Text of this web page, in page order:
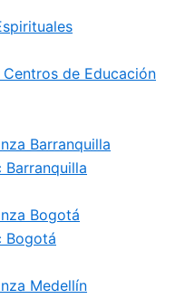
de Educación
Barranquilla
Barranquilla
Bogotá
Bogotá
Medellín